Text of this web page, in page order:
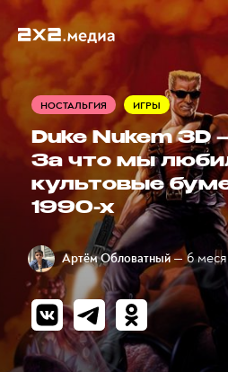
НОСТАЛЬГИЯ ИГРЫ
Duke Nukem 3D
За что мы
культовые
1990-х
Артём Обловатный— 6